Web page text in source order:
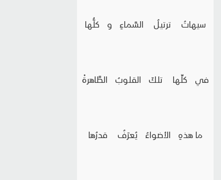
سيهاتُ ترتيلُ السَّماءِ و كلُّها
في كلِّها تلكَ القلوبُ الطَّاهرةْ
ما هذهِ الأضواءُ يُعرَفُ قدرُها